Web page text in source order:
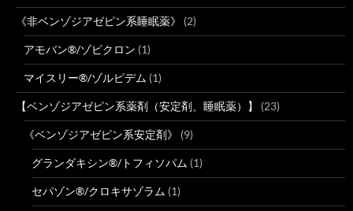
《非ベンゾジアゼピン系睡眠薬》 (2)
アモバン®/ゾピクロン (1)
マイスリー®/ゾルピデム (1)
【ベンゾジアゼピン系薬剤（安定剤、睡眠薬）】 (23)
《ベンゾジアゼピン系安定剤》 (9)
グランダキシン®/トフィソパム (1)
セパゾン®/クロキサゾラム (1)